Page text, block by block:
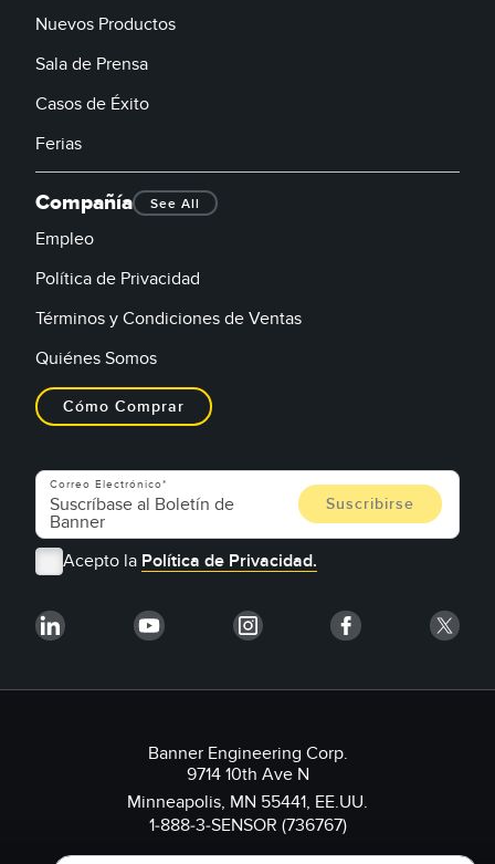
Nuevos Productos
Sala de Prensa
Casos de Éxito
Ferias
Compañía See All
Empleo
Política de Privacidad
Términos y Condiciones de Ventas
Quiénes Somos
Cómo Comprar
Correo Electrónico
Acepto la Política de Privacidad.
Banner Engineering Corp.
9714 10th Ave N
Minneapolis, MN 55441, EE.UU.
1-888-3-SENSOR (736767)